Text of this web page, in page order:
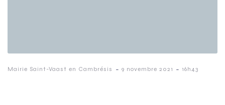
Mairie Saint-Vaast en Cambrésis - 9 novembre 2021 - 16h43